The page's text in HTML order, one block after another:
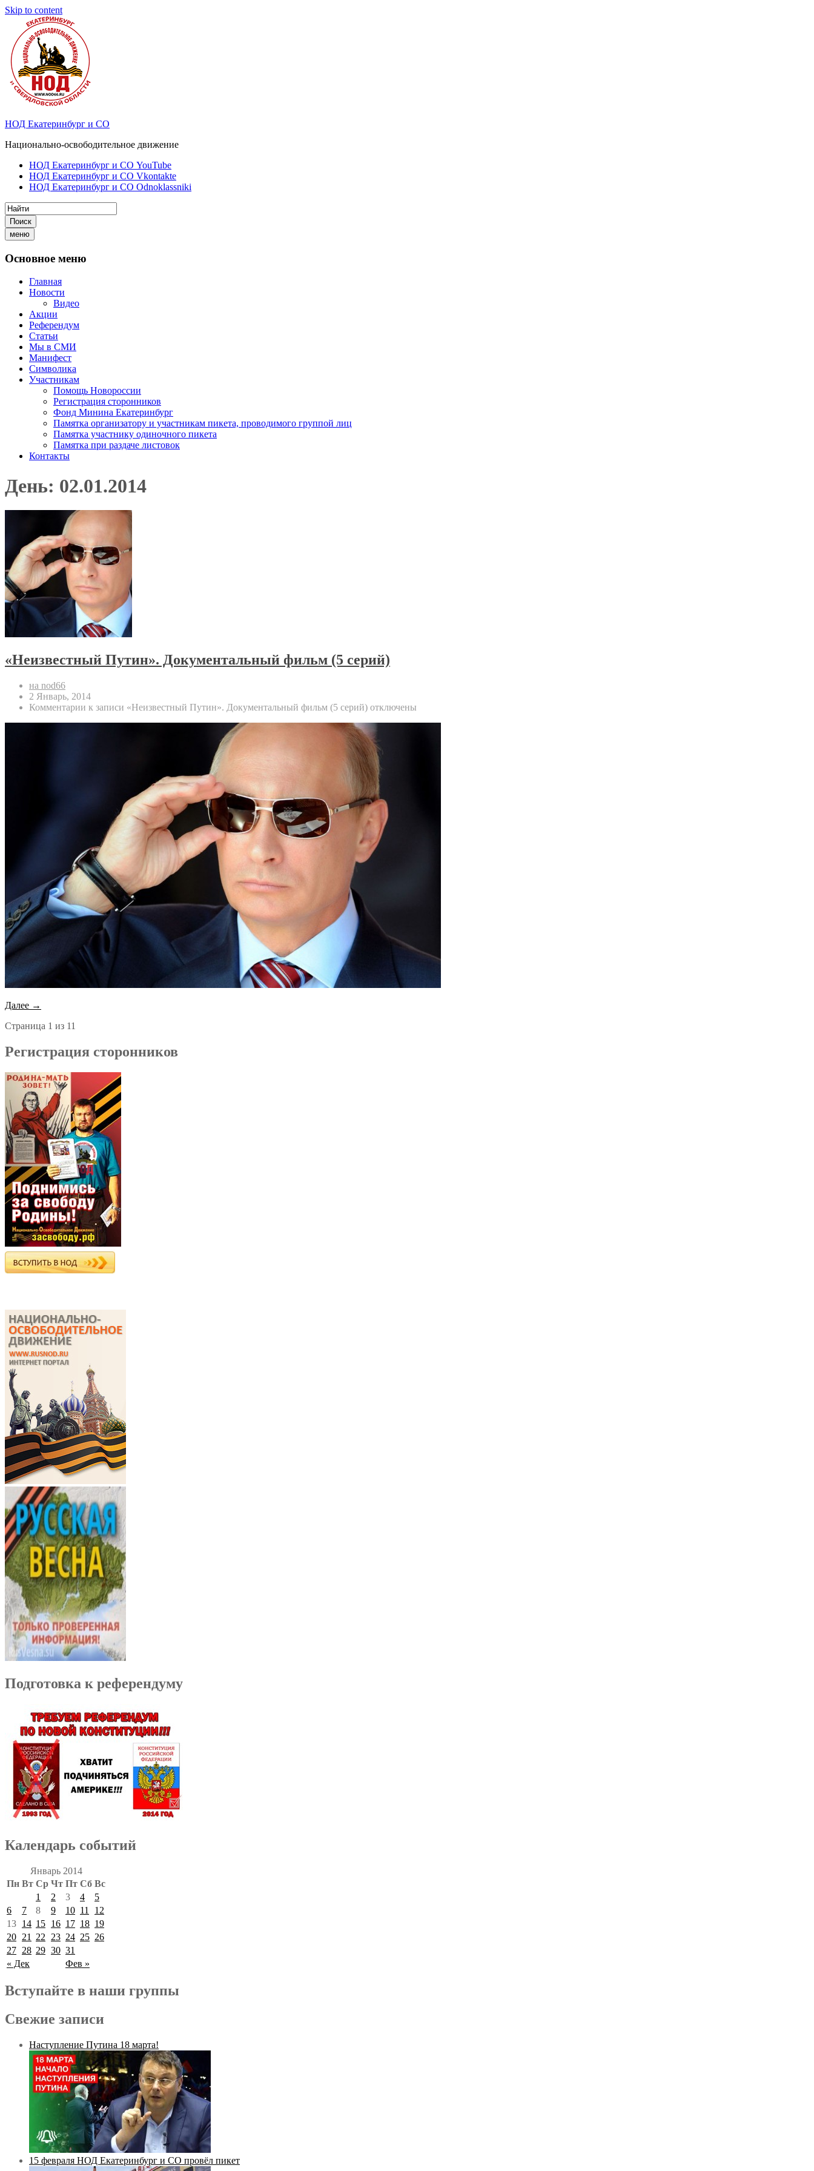
Skip to content
НОД Екатеринбург и СО
Национально-освободительное движение
НОД Екатеринбург и СО YouTube
НОД Екатеринбург и СО Vkontakte
НОД Екатеринбург и СО Odnoklassniki
Поиск
меню
Основное меню
Главная
Новости
Видео
Акции
Референдум
Статьи
Мы в СМИ
Манифест
Символика
Участникам
Помощь Новороссии
Регистрация сторонников
Фонд Минина Екатеринбург
Памятка организатору и участникам пикета, проводимого группой лиц
Памятка участнику одиночного пикета
Памятка при раздаче листовок
Контакты
День: 02.01.2014
«Неизвестный Путин». Документальный фильм (5 серий)
на nod66
2 Январь, 2014
Комментарии к записи «Неизвестный Путин». Документальный фильм (5 серий) отключены
Далее →
Страница 1 из 11
Регистрация сторонников
Подготовка к референдуму
Календарь событий
Январь 2014
Пн Вт Ср Чт Пт Сб Вс
« Дек Фев »
1 2 3 4
5
6
7 8 9 10 11
12
13 14 15 16 17 18 19
20 21 22 23 24 25 26
27 28 29 30 31
Вступайте в наши группы
Свежие записи
Наступление Путина 18 марта!
15 февраля НОД Екатеринбург и СО провёл пикет